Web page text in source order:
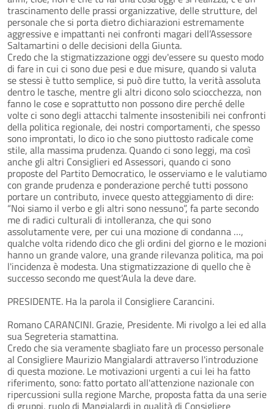
trascinamento delle prassi organizzative, delle strutture, del
personale che si porta dietro dichiarazioni estremamente
aggressive e impattanti nei confronti magari dell’Assessore
Saltamartini o delle decisioni della Giunta.
Credo che la stigmatizzazione oggi dev'essere su questo modo
di fare in cui ci sono due pesi e due misure, quando si valuta
se stessi è tutto semplice, si può dire tutto, la verità assoluta
dentro le tasche, mentre gli altri dicono solo sciocchezza, non
fanno le cose e soprattutto non possono dire perché delle
volte ci sono degli attacchi talmente insostenibili nei confronti
della politica regionale, dei nostri comportamenti, che spesso
sono improntati, lo dico io che sono piuttosto radicale come
stile, alla massima prudenza. Quando ci sono leggi, ma così
anche gli altri Consiglieri ed Assessori, quando ci sono
proposte del Partito Democratico, le osserviamo e le valutiamo
con grande prudenza e ponderazione perché tutti possono
portare un contributo, invece questo atteggiamento di dire:
“Noi siamo il verbo e gli altri sono nessuno”, fa parte secondo
me di radici culturali di intolleranza, che qui sono
assolutamente vere, per cui una mozione di condanna …,
qualche volta ridendo dico che gli ordini del giorno e le mozioni
hanno un grande valore, una grande rilevanza politica, ma poi
l'incidenza è modesta. Una stigmatizzazione di quello che è
successo secondo me quest’Aula la deve dare.
PRESIDENTE. Ha la parola il Consigliere Carancini.
Romano CARANCINI. Grazie, Presidente. Mi rivolgo a lei ed alla
sua Segreteria stamattina.
Credo che sia veramente sbagliato fare un processo personale
al Consigliere Maurizio Mangialardi attraverso l'introduzione
di questa mozione. Le motivazioni urgenti a cui lei ha fatto
riferimento, sono: fatto portato all'attenzione nazionale con
ripercussioni sulla regione Marche, proposta fatta da una serie
di gruppi, ruolo di Mangialardi in qualità di Consigliere